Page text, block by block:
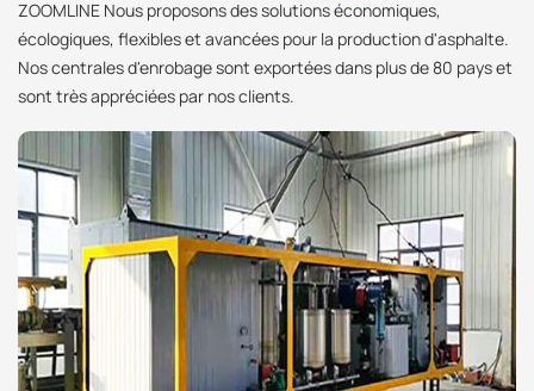
ZOOMLINE Nous proposons des solutions économiques,
écologiques, flexibles et avancées pour la production d'asphalte.
Nos centrales d'enrobage sont exportées dans plus de 80 pays et
sont très appréciées par nos clients.